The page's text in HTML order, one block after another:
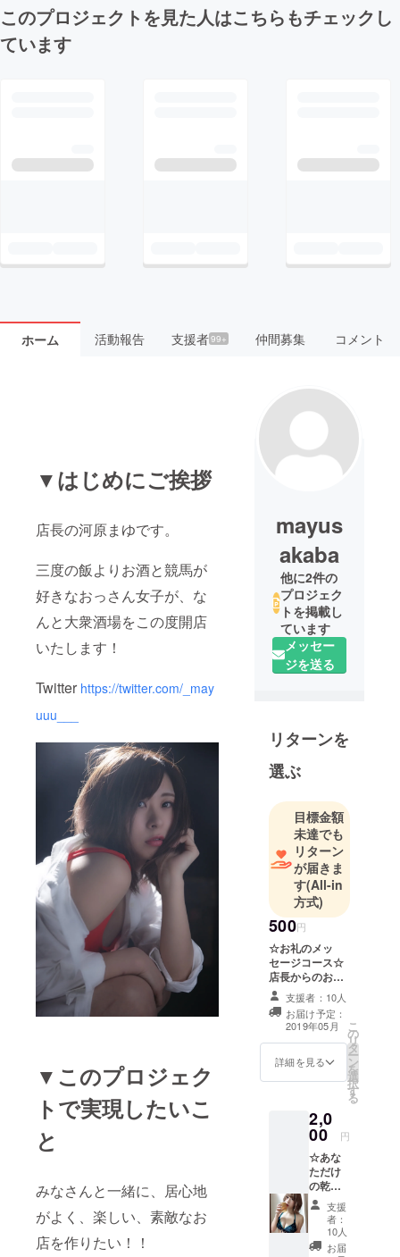
このプロジェクトを見た人はこちらもチェックし
ています
ホーム 活動報告 支援者99+ 仲間募集 コメント
▼はじめにご挨拶
店長の河原まゆです。
三度の飯よりお酒と競馬が
好きなおっさん女子が、な
んと大衆酒場をこの度開店
いたします！
Twitter https://twitter.com/_may
uuu___
▼このプロジェク
トで実現したいこ
と
みなさんと一緒に、居心地
がよく、楽しい、素敵なお
店を作りたい！！
mayus
akaba
他に2件の
プロジェク
トを掲載し
ています
メッセー
ジを送る
リターンを
選ぶ
目標金額
未達でも
リターン
が届きま
す(All-in
方式)
500円
☆お礼のメッ
セージコース☆
店長からのお礼
のメッセージを
送ります！！ &
初回来店時ドリ
ンク一杯サービ
ス付き
支援者：10人
お届け予定：
2019年05月
詳細を見る
こ
の
リ
タ
ー
ン
を
選
択
す
る
2,0
00 円
☆あな
ただけ
の乾杯
グラビ
アコー
ス☆ お
礼メッ
支援
者：
10人
お届